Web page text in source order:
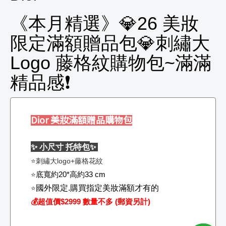
《本月精選》💎26 美妝
限定滿額贈品包💎刺繡大
Logo 藤格紋購物包~滿滿
精品感❗
Dior 美妝滿額贈品購物包
✨ 小尺寸 托特包✨
⭐刺繡大logo+藤格花紋
⭐底寬約20*高約33 cm
⭐國外限定.購買指定美妝滿額才有的
💰超值價$2999 數量不多 (郵資另計)